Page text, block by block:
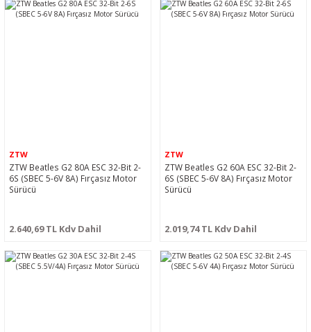
ZTW
ZTW Beatles G2 80A ESC 32-Bit 2-
6S (SBEC 5-6V 8A) Fırçasız Motor
Sürücü
2.640,69 TL Kdv Dahil
ZTW
ZTW Beatles G2 60A ESC 32-Bit 2-
6S (SBEC 5-6V 8A) Fırçasız Motor
Sürücü
2.019,74 TL Kdv Dahil